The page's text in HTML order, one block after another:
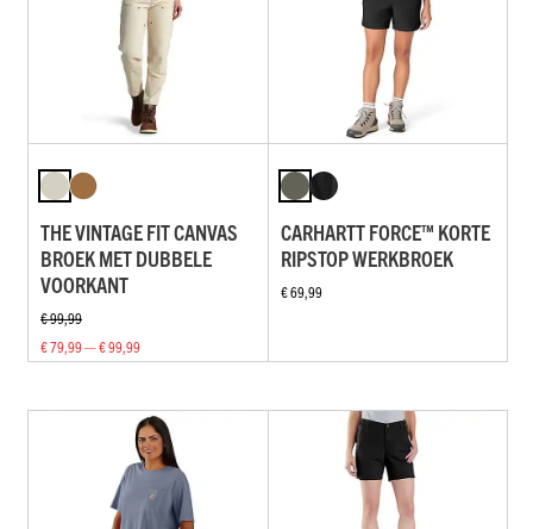
THE VINTAGE FIT CANVAS
BROEK MET DUBBELE
VOORKANT
€ 99,99
€ 79,99 — € 99,99
CARHARTT FORCE™ KORTE
RIPSTOP WERKBROEK
€ 69,99